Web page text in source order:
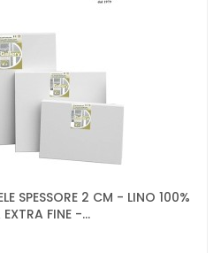
SPESSORE 2 CM - LINO 100%
FINE -...